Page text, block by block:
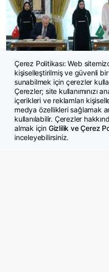
Türkiye, Suudi Arabistan ve
Çerez Politikası: Web
kişiselleştirilmiş ve güvenli
sunabilmek için çerezler
Çerezler; site kullanımınızı
içerikleri ve reklamları
medya özellikleri sağlamak
kullanılabilir. Çerezler
almak için Gizlilik ve Çerez
inceleyebilirsiniz.